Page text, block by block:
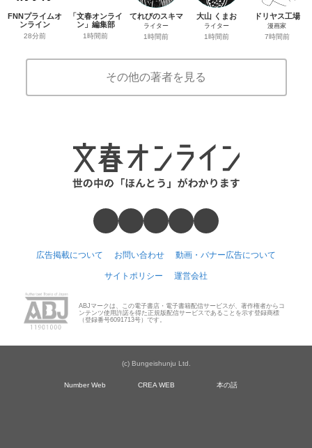
FNNプライムオ
ンライン
28分前
「文春オンライ
ン」編集部
1時間前
てれびのスキマ
ライター
1時間前
大山 くまお
ライター
1時間前
ドリヤス工場
漫画家
7時間前
その他の著者を見る
広告掲載について お問い合わせ 動画・バナー広告について
サイトポリシー 運営会社
ABJマークは、この電子書店・電子書籍配信サービスが、著作権者からコ
ンテンツ使用許諾を得た正規版配信サービスであることを示す登録商標
（登録番号6091713号）です。
(c) Bungeishunju Ltd.
Number Web CREA WEB 本の話